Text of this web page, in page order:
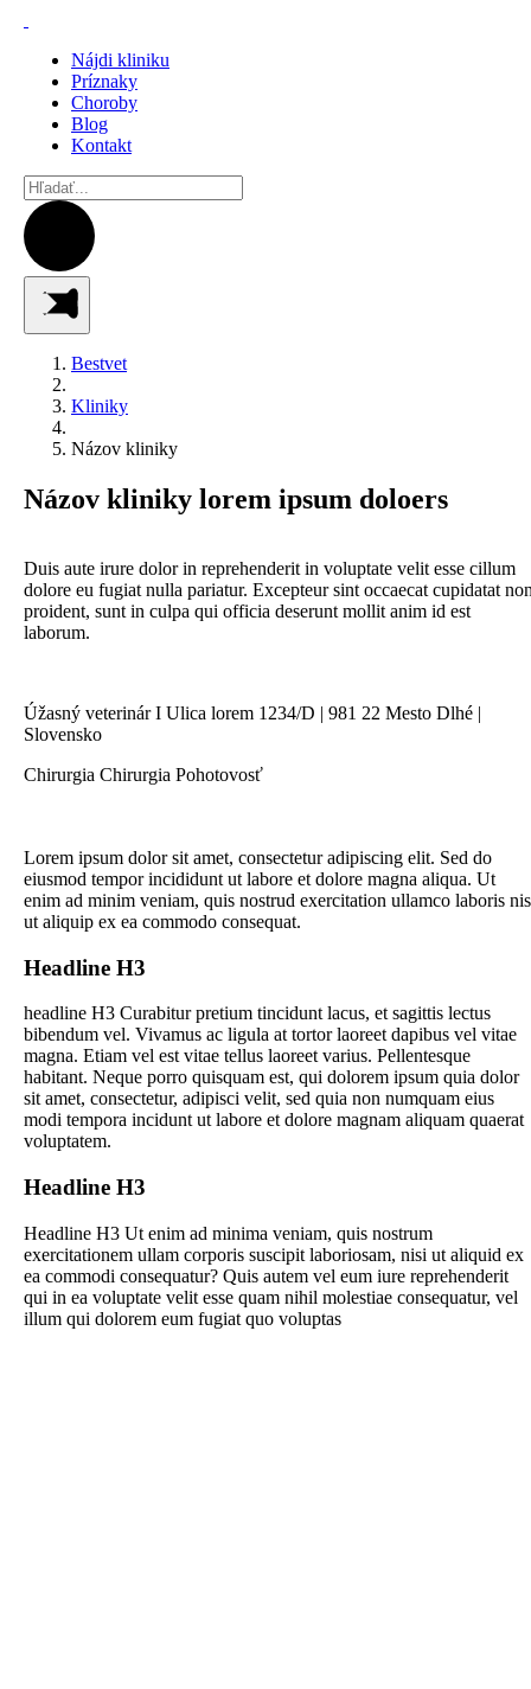
Nájdi kliniku
Príznaky
Choroby
Blog
Kontakt
Bestvet
Kliniky
Názov kliniky
Názov kliniky lorem ipsum doloers
Duis aute irure dolor in reprehenderit in voluptate velit esse cillum
dolore eu fugiat nulla pariatur. Excepteur sint occaecat cupidatat
proident, sunt in culpa qui officia deserunt mollit anim id est
laborum.
Úžasný veterinár I Ulica lorem 1234/D | 981 22 Mesto Dlhé |
Slovensko
Chirurgia Chirurgia Pohotovosť
Lorem ipsum dolor sit amet, consectetur adipiscing elit. Sed do
eiusmod tempor incididunt ut labore et dolore magna aliqua. Ut
enim ad minim veniam, quis nostrud exercitation ullamco laboris
ut aliquip ex ea commodo consequat.
Headline H3
headline H3 Curabitur pretium tincidunt lacus, et sagittis lectus
bibendum vel. Vivamus ac ligula at tortor laoreet dapibus vel vitae
magna. Etiam vel est vitae tellus laoreet varius. Pellentesque
habitant. Neque porro quisquam est, qui dolorem ipsum quia dolor
sit amet, consectetur, adipisci velit, sed quia non numquam eius
modi tempora incidunt ut labore et dolore magnam aliquam quaerat
voluptatem.
Headline H3
Headline H3 Ut enim ad minima veniam, quis nostrum
exercitationem ullam corporis suscipit laboriosam, nisi ut aliquid ex
ea commodi consequatur? Quis autem vel eum iure reprehenderit
qui in ea voluptate velit esse quam nihil molestiae consequatur, vel
illum qui dolorem eum fugiat quo voluptas